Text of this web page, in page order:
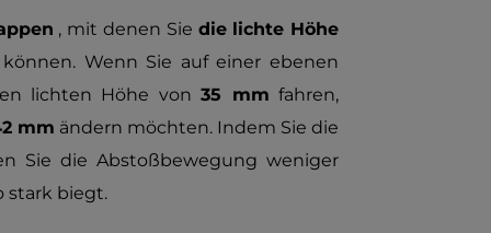
, mit denen Sie die lichte Höhe
Wenn Sie auf einer ebenen
lichten Höhe von35 mm fahren,
mm ändern möchten. Indem Sie die
Sie die Abstoßbewegung weniger
stark biegt.